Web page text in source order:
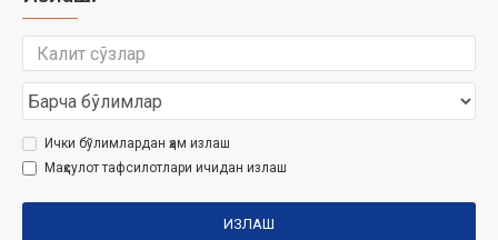
Ички бўлимлардан ҳам излаш
Маҳсулот тафсилотлари ичидан излаш
ИЗЛАШ